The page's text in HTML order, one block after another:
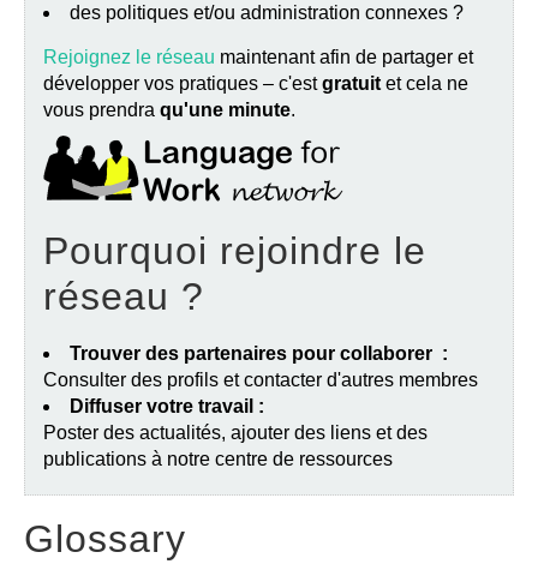
des politiques et/ou administration connexes ?
Rejoignez le réseau maintenant afin de partager et
développer vos pratiques – c'estgratuit et cela ne
vous prendra qu'une minute.
Pourquoi rejoindre le
réseau ?
Trouver des partenaires pour collaborer :
Consulter des profils et contacter d'autres membres
Diffuser votre travail :
Poster des actualités, ajouter des liens et des
publications à notre centre de ressources
Glossary